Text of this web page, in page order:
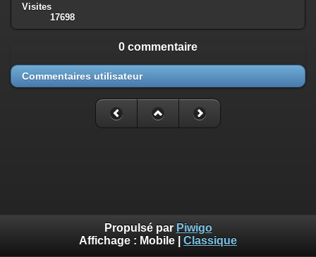
Visites
17698
0 commentaire
Commentaires utilisateur
Propulsé par Piwigo
Affichage : Mobile Classique